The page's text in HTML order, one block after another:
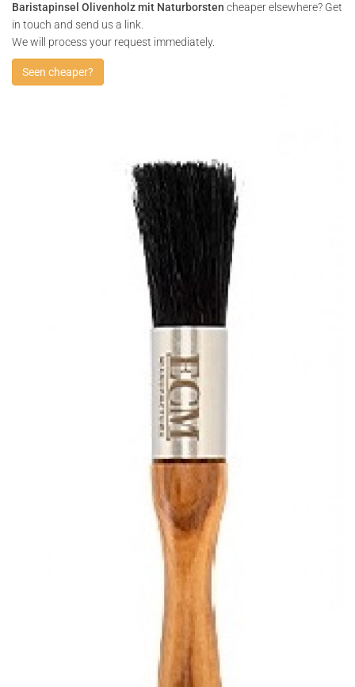
Baristapinsel Olivenholz mit Naturborsten cheaper elsewhere? Get
in touch and send us a link.
We will process your request immediately.
Seen cheaper?